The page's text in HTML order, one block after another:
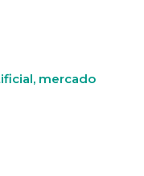
mercado